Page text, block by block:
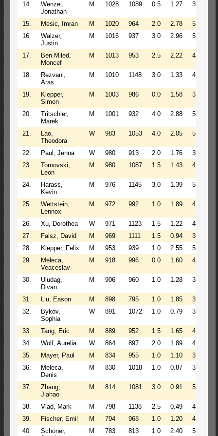
14.
Wenzel,
Jonathan
M 1028 1089 0.5 1.27 3
15. Mesic, Imran M 1020 964 2.0 2.78 5
16.
Walzer,
Justin
M 1016 937 3.0 2.96 5
17.
Ben Miled,
Moncef
M 1013 953 2.5 2.22 4
18.
Rezvani,
Aras
M 1010 1148 3.0 1.33 4
19.
Klepper,
Simon
M 1003 986 0.0 1.58 3
20.
Tritschler,
Marek
M 1001 932 4.0 2.88 5
21.
Lao,
Theodora
W 983 1053 4.0 2.05 5
22. Paul, Jenna W 980 913 2.0 1.76 3
23.
Tomovski,
Leon
M 980 1087 1.5 1.43 4
24.
Harass,
Kevin
M 976 1145 3.0 1.39 5
25.
Wettstein,
Lennox
M 972 992 1.0 1.89 4
26. Xu, Dorothea W 971 1123 1.5 1.22 4
27.
Faisz, David M 969 1111 1.5 0.94 3
28.
Klepper, Felix M 953 939 1.0 2.55 5
29.
Meleca,
Veaceslav
M 918 996 0.0 1.60 4
30.
Uludag,
Divan
M 906 960 1.0 1.28 3
31. Liu, Eason M 898 795 1.0 1.85 3
32.
Bykov,
Sophia
W 891 1072 1.0 0.79 3
33. Tang, Eric M 889 952 1.5 1.65 4
34.
Wolf, Aurelia W 864 897 2.0 1.89 4
35.
Mayer, Paul M 834 955 1.0 1.10 3
36.
Meleca,
Denis
M 830 1018 1.0 0.87 3
37.
Zhang,
Jiahao
M 814 1081 3.0 0.91 5
38. Vlad, Mark M 798 1138 2.5 0.49 4
39.
Fischer, Emil M 794 968 1.0 1.20 4
40.
Schöner,
M 783 813 1.0 2.40 5